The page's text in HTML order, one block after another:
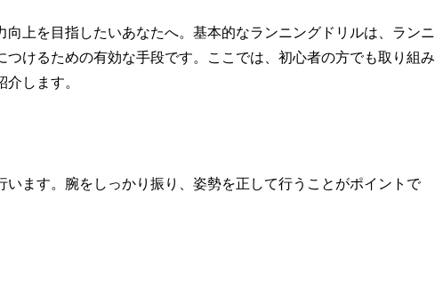
向上 を目指したいあなたへ。基本的なランニングドリルは、ランニ
けるための有効な手段です。ここでは、初心者の方でも取り組み
します。
います。腕をしっかり振り、姿勢を正して行うことがポイントで